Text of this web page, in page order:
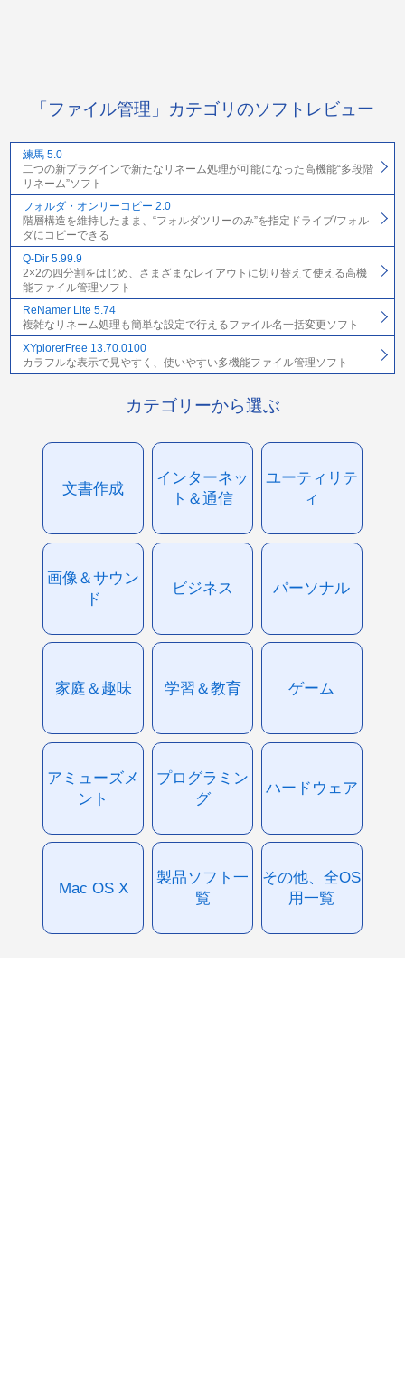
「ファイル管理」カテゴリのソフトレビュー
練馬 5.0
二つの新プラグインで新たなリネーム処理が可能になった高機能“多段階
リネーム”ソフト
フォルダ・オンリーコピー 2.0
階層構造を維持したまま、“フォルダツリーのみ”を指定ドライブ/フォル
ダにコピーできる
Q-Dir 5.99.9
2×2の四分割をはじめ、さまざまなレイアウトに切り替えて使える高機
能ファイル管理ソフト
ReNamer Lite 5.74
複雑なリネーム処理も簡単な設定で行えるファイル名一括変更ソフト
XYplorerFree 13.70.0100
カラフルな表示で見やすく、使いやすい多機能ファイル管理ソフト
カテゴリーから選ぶ
文書作成
インターネッ
ト＆通信
ユーティリテ
ィ
画像＆サウン
ド
ビジネス パーソナル
家庭＆趣味 学習＆教育 ゲーム
アミューズメ
ント
プログラミン
グ
ハードウェア
Mac OS X
製品ソフト一
覧
その他、全OS
用一覧